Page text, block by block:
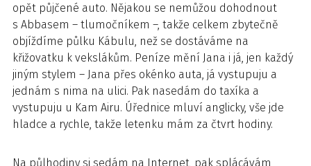
opět půjčené auto. Nějakou se nemůžou dohodnout
s Abbasem – tlumočníkem –, takže celkem zbytečně
objíždíme půlku Kábulu, než se dostáváme na
křižovatku k vekslákům. Peníze mění Jana i já, jen každý
jiným stylem – Jana přes okénko auta, já vystupuju a
jednám s nima na ulici. Pak nasedám do taxíka a
vystupuju u Kam Airu. Úřednice mluví anglicky, vše jde
hladce a rychle, takže letenku mám za čtvrt hodiny.
Na půlhodiny si sedám na Internet, pak splácávám